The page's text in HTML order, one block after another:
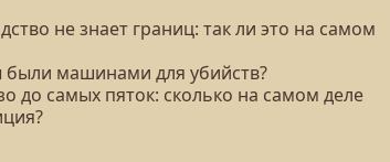
не знает границ: так ли это на самом
были машинами для убийств?
до самых пяток: сколько на самом деле